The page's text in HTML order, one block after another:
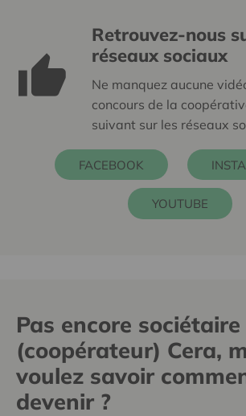
Retrouvez-nous
réseaux sociaux
Ne manquez aucune
concours de la
suivant sur les réseaux
FACEBOOK
YOUTUBE
Pas encore sociétaire
(coopérateur) Cera,
voulez savoir
devenir ?